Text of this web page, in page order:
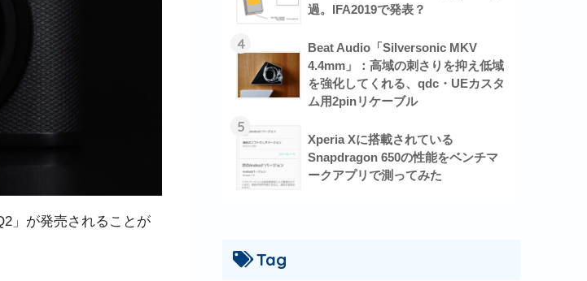
」が発売されることが
過。IFA2019で発表？
4
Beat Audio「Silversonic MKV
4.4mm」：高域の刺さりを抑え低域
を強化してくれる、qdc・UEカスタ
ム用2pinリケーブル
5
Xperia Xに搭載されている
Snapdragon 650の性能をベンチマ
ークアプリで測ってみた
Tag